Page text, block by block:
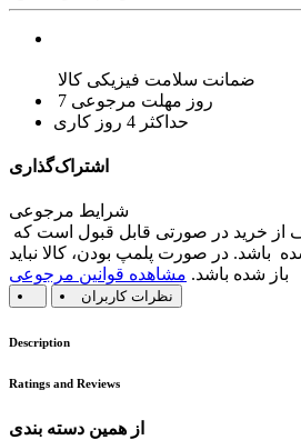
ضمانت سلامت فیزیکی کالا
7 روز مهلت مرجوعی
حداکثر 4 روز کاری
اشتراک‌گذاری
شرایط مرجوعی
باشد. در صورت پلمپ بودن، کالا نباید
باز شده باشد. مشاهده قوانین مرجوعی
نظرات کاربران
Description
Ratings and Reviews
از همین دسته بندی